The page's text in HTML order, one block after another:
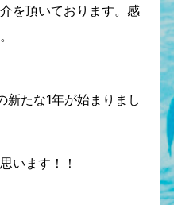
を頂いております。感
新たな1年が始まりまし
います！！